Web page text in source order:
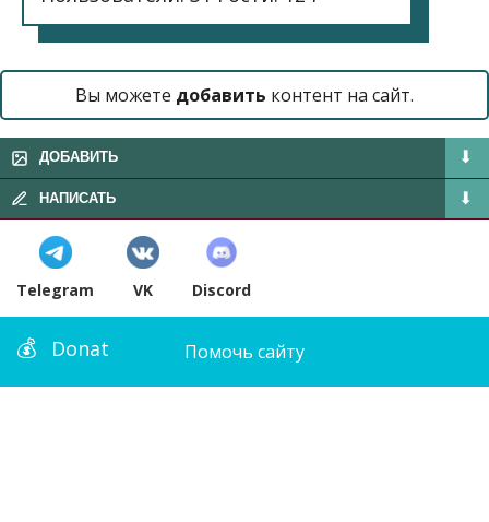
Вы можете добавить контент на сайт.
ДОБАВИТЬ
НАПИСАТЬ
Telegram VK Discord
Donat